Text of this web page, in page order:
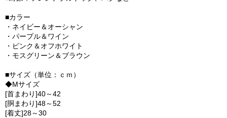
■カラー
・ネイビー＆オーシャン
・パープル＆ワイン
・ピンク＆オフホワイト
・モスグリーン＆ブラウン
■サイズ（単位：ｃｍ）
◆Mサイズ
[首まわり]40～42
[胴まわり]48～52
[着丈]28～30